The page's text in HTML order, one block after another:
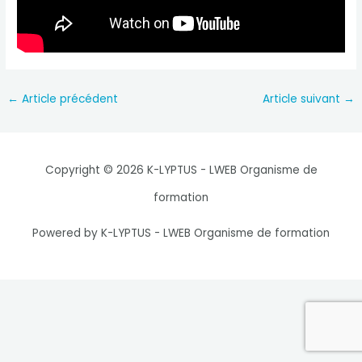
Navigation
← Article précédent Article suivant →
Copyright © 2026 K-LYPTUS - LWEB Organisme de
formation
Powered by K-LYPTUS - LWEB Organisme de formation